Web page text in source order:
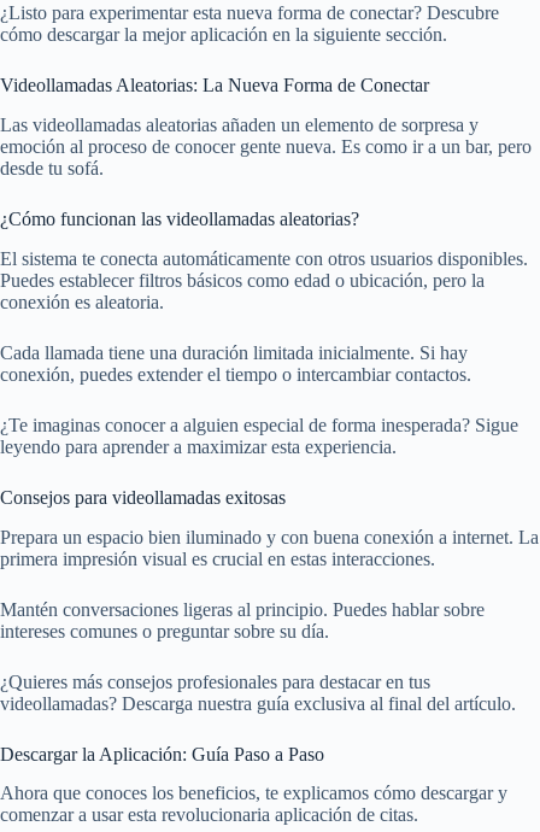
¿Listo para experimentar esta nueva forma de conectar? Descubre
cómo descargar la mejor aplicación en la siguiente sección.
Videollamadas Aleatorias: La Nueva Forma de Conectar
Las videollamadas aleatorias añaden un elemento de sorpresa y
emoción al proceso de conocer gente nueva. Es como ir a un bar, pero
desde tu sofá.
¿Cómo funcionan las videollamadas aleatorias?
El sistema te conecta automáticamente con otros usuarios disponibles.
Puedes establecer filtros básicos como edad o ubicación, pero la
conexión es aleatoria.
Cada llamada tiene una duración limitada inicialmente. Si hay
conexión, puedes extender el tiempo o intercambiar contactos.
¿Te imaginas conocer a alguien especial de forma inesperada? Sigue
leyendo para aprender a maximizar esta experiencia.
Consejos para videollamadas exitosas
Prepara un espacio bien iluminado y con buena conexión a internet. La
primera impresión visual es crucial en estas interacciones.
Mantén conversaciones ligeras al principio. Puedes hablar sobre
intereses comunes o preguntar sobre su día.
¿Quieres más consejos profesionales para destacar en tus
videollamadas? Descarga nuestra guía exclusiva al final del artículo.
Descargar la Aplicación: Guía Paso a Paso
Ahora que conoces los beneficios, te explicamos cómo descargar y
comenzar a usar esta revolucionaria aplicación de citas.